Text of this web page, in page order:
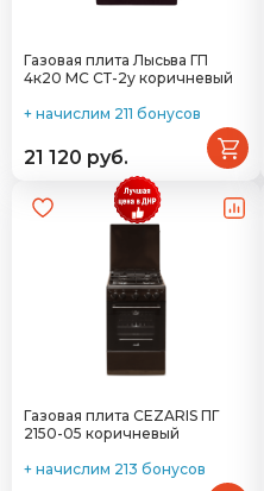
Газовая плита Лысьва ГП
4к20 МС СТ-2у коричневый
+ начислим 211 бонусов
21 120 руб.
Газовая плита CEZARIS ПГ
2150-05 коричневый
+ начислим 213 бонусов